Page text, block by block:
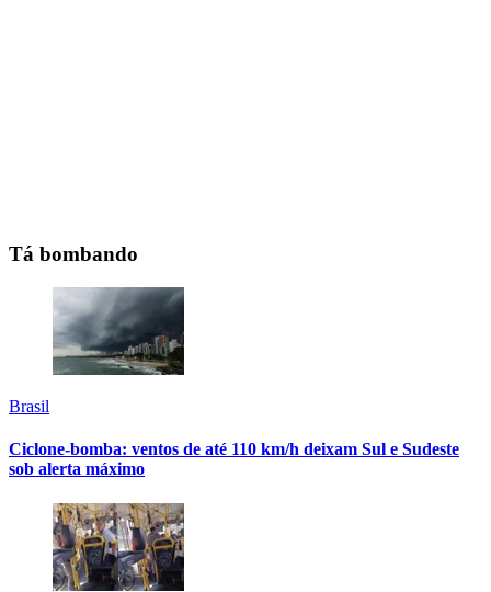
Tá bombando
Brasil
Ciclone-bomba: ventos de até 110 km/h deixam Sul e Sudeste
sob alerta máximo